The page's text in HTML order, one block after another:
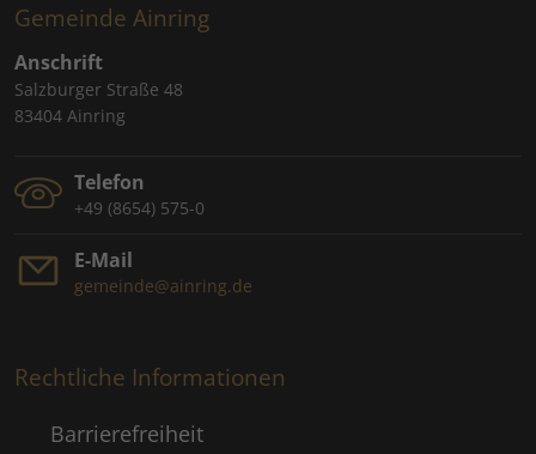
Gemeinde Ainring
Anschrift
Salzburger Straße 48
83404 Ainring
Telefon
+49 (8654) 575-0
E-Mail
gemeinde@ainring.de
Rechtliche Informationen
Barrierefreiheit